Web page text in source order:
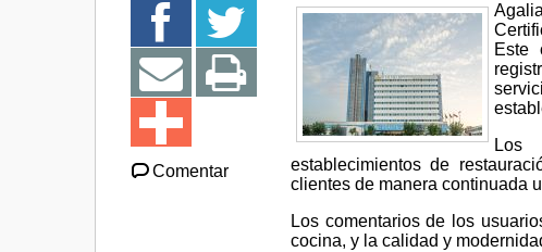
Comentar
Este
Los
establecimientos de
clientes de manera continuada
Los comentarios de los
cocina, y la calidad y